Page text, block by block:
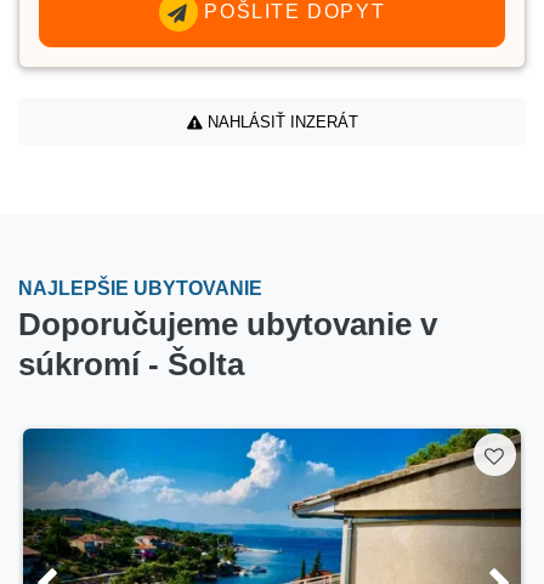
POŠLITE DOPYT
NAHLÁSIŤ INZERÁT
NAJLEPŠIE UBYTOVANIE
Doporučujeme ubytovanie v
súkromí - Šolta